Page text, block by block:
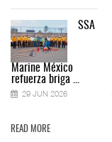
SSA
Marine México
refuerza briga ...
29 JUN 2026
READ MORE